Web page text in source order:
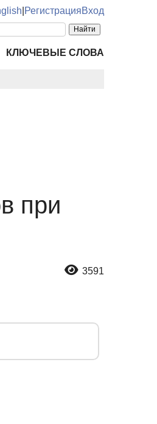
РегистрацияВход
КЛЮЧЕВЫЕ СЛОВА
при
3591